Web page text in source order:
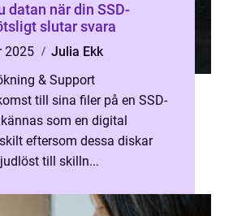
datan när din SSD-
slutar svara
2025
Julia Ekk
& Support
till sina filer på en SSD-
som en digital
eftersom dessa diskar
till skilln...